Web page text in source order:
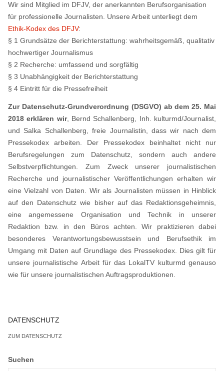
Wir sind Mitglied im DFJV, der anerkannten Berufsorganisation
für professionelle Journalisten. Unsere Arbeit unterliegt dem
Ethik-Kodex des DFJV:
§ 1 Grundsätze der Berichterstattung: wahrheitsgemäß, qualitativ
hochwertiger Journalismus
§ 2 Recherche: umfassend und sorgfältig
§ 3 Unabhängigkeit der Berichterstattung
§ 4 Eintritt für die Pressefreiheit
Zur Datenschutz-Grundverordnung (DSGVO) ab dem 25. Mai
2018 erklären wir, Bernd Schallenberg, Inh. kulturmd/Journalist,
und Salka Schallenberg, freie Journalistin, dass wir nach dem
Pressekodex arbeiten. Der Pressekodex beinhaltet nicht nur
Berufsregelungen zum Datenschutz, sondern auch andere
Selbstverpflichtungen. Zum Zweck unserer journalistischen
Recherche und journalistischer Veröffentlichungen erhalten wir
eine Vielzahl von Daten. Wir als Journalisten müssen in Hinblick
auf den Datenschutz wie bisher auf das Redaktionsgeheimnis,
eine angemessene Organisation und Technik in unserer
Redaktion bzw. in den Büros achten. Wir praktizieren dabei
besonderes Verantwortungsbewusstsein und Berufsethik im
Umgang mit Daten auf Grundlage des Pressekodex. Dies gilt für
unsere journalistische Arbeit für das LokalTV kulturmd genauso
wie für unsere journalistischen Auftragsproduktionen.
DATENSCHUTZ
ZUM DATENSCHUTZ
Suchen